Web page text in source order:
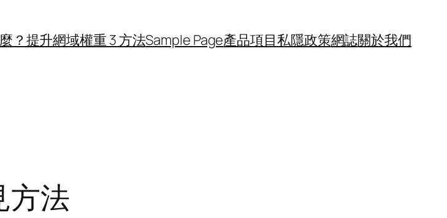
？提升網域權重 3 方法Sample Page產品項目私隱政策網誌關於我們
方法